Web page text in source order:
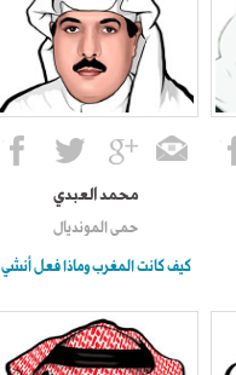
محمد العبدي
حمى المونديال
كيف كانت المغرب وماذا فعل أنشي